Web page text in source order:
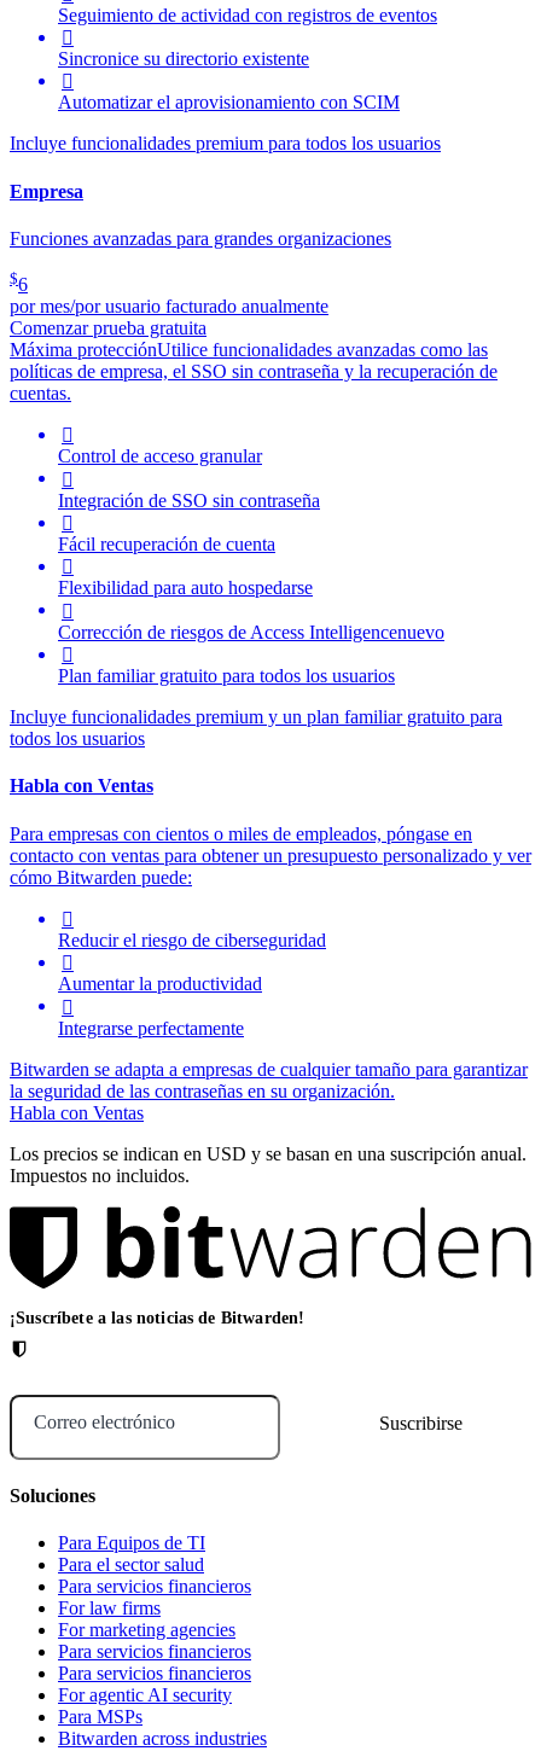
Seguimiento de actividad con registros de eventos

Sincronice su directorio existente

Automatizar el aprovisionamiento con SCIM
Incluye funcionalidades premium para todos los usuarios
Empresa
Funciones avanzadas para grandes organizaciones
$6
por mes/por usuario facturado anualmente
Comenzar prueba gratuita
Máxima protecciónUtilice funcionalidades avanzadas como las
políticas de empresa, el SSO sin contraseña y la recuperación de
cuentas.

Control de acceso granular

Integración de SSO sin contraseña

Fácil recuperación de cuenta

Flexibilidad para auto hospedarse

Corrección de riesgos de Access Intelligencenuevo

Plan familiar gratuito para todos los usuarios
Incluye funcionalidades premium y un plan familiar gratuito para
todos los usuarios
Habla con Ventas
Para empresas con cientos o miles de empleados, póngase en
contacto con ventas para obtener un presupuesto personalizado y ver
cómo Bitwarden puede:

Reducir el riesgo de ciberseguridad

Aumentar la productividad

Integrarse perfectamente
Bitwarden se adapta a empresas de cualquier tamaño para garantizar
la seguridad de las contraseñas en su organización.
Habla con Ventas
Los precios se indican en USD y se basan en una suscripción anual.
Impuestos no incluidos.
¡Suscríbete a las noticias de Bitwarden!
Correo electrónico
Soluciones
Para Equipos de TI
Para el sector salud
Para servicios financieros
For law firms
For marketing agencies
Para servicios financieros
Para servicios financieros
For agentic AI security
Para MSPs
Bitwarden across industries